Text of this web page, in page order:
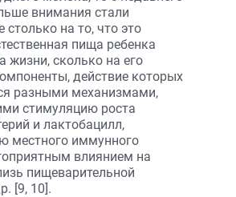
внимания стали
столько на то, что это
пища ребенка
жизни, сколько на его
действие которых
разными механизмами,
стимуляцию роста
и лактобацилл,
местного иммунного
влиянием на
пищеварительной
[9, 10].